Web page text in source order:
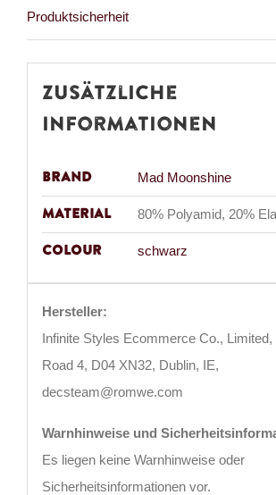
Produktsicherheit
Zusätzliche
Informationen
Brand Mad Moonshine
Material 80% Polyamid, 20%
Colour schwarz
Hersteller:
Infinite Styles Ecommerce Co., Limited,
Road 4, D04 XN32, Dublin, IE,
decsteam@romwe.com
Warnhinweise und
Es liegen keine Warnhinweise oder
Sicherheitsinformationen vor.